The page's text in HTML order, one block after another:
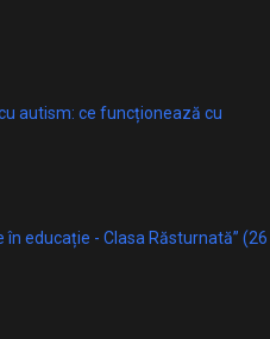
autism: ce funcționează cu
educație - Clasa Răsturnată” (26